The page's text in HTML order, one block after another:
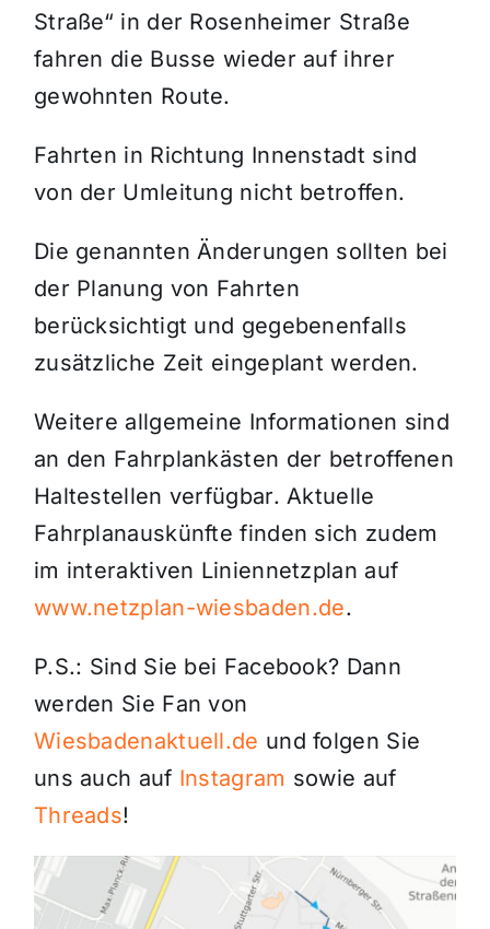
Straße“ in der Rosenheimer Straße
fahren die Busse wieder auf ihrer
gewohnten Route.
Fahrten in Richtung Innenstadt sind
von der Umleitung nicht betroffen.
Die genannten Änderungen sollten bei
der Planung von Fahrten
berücksichtigt und gegebenenfalls
zusätzliche Zeit eingeplant werden.
Weitere allgemeine Informationen sind
an den Fahrplankästen der betroffenen
Haltestellen verfügbar. Aktuelle
Fahrplanauskünfte finden sich zudem
im interaktiven Liniennetzplan auf
www.netzplan-wiesbaden.de.
P.S.: Sind Sie bei Facebook? Dann
werden Sie Fan von
Wiesbadenaktuell.de und folgen Sie
uns auch auf Instagram sowie auf
Threads!